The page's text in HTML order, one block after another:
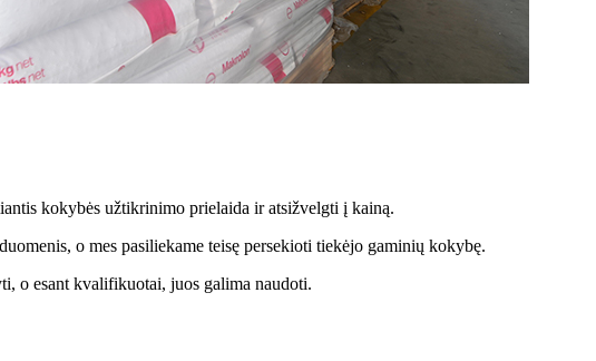
kokybės užtikrinimo prielaida ir atsižvelgti į kainą.
o mes pasiliekame teisę persekioti tiekėjo gaminių kokybę.
o esant kvalifikuotai, juos galima naudoti.